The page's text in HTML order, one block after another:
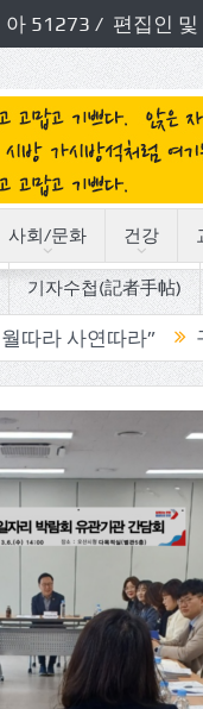
51273 / 편집인
사회/문화 건강
기자수첩(記者手帖)
라” 구리시의회,